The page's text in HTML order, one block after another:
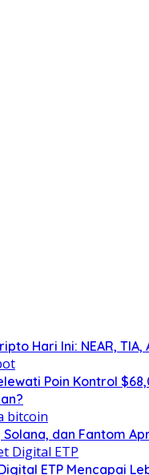
Hari Ini: NEAR, TIA,
Poin Kontrol
dan Fantom
ETP Mencapai